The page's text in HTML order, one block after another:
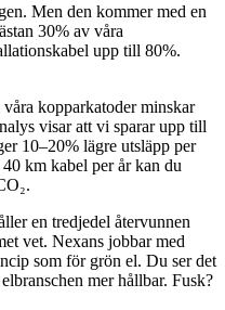
Men den kommer med en
30% av våra
upp till 80%.
kopparkatoder minskar
visar att vi sparar upp till
10–20% lägre utsläpp per
km kabel per år kan du
en tredjedel återvunnen
vet. Nexans jobbar med
som för grön el. Du ser det
mer hållbar. Fusk?